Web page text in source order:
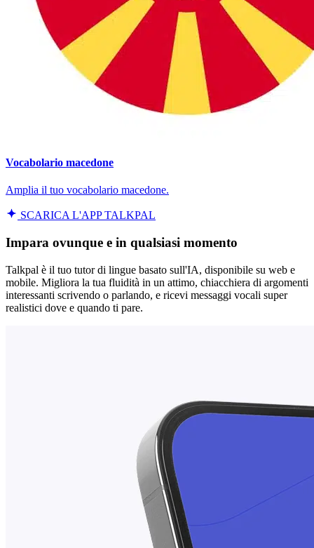
Vocabolario macedone
Amplia il tuo vocabolario macedone.
SCARICA L'APP TALKPAL
Impara ovunque e in qualsiasi momento
Talkpal è il tuo tutor di lingue basato sull'IA, disponibile su web e
mobile. Migliora la tua fluidità in un attimo, chiacchiera di argomenti
interessanti scrivendo o parlando, e ricevi messaggi vocali super
realistici dove e quando ti pare.